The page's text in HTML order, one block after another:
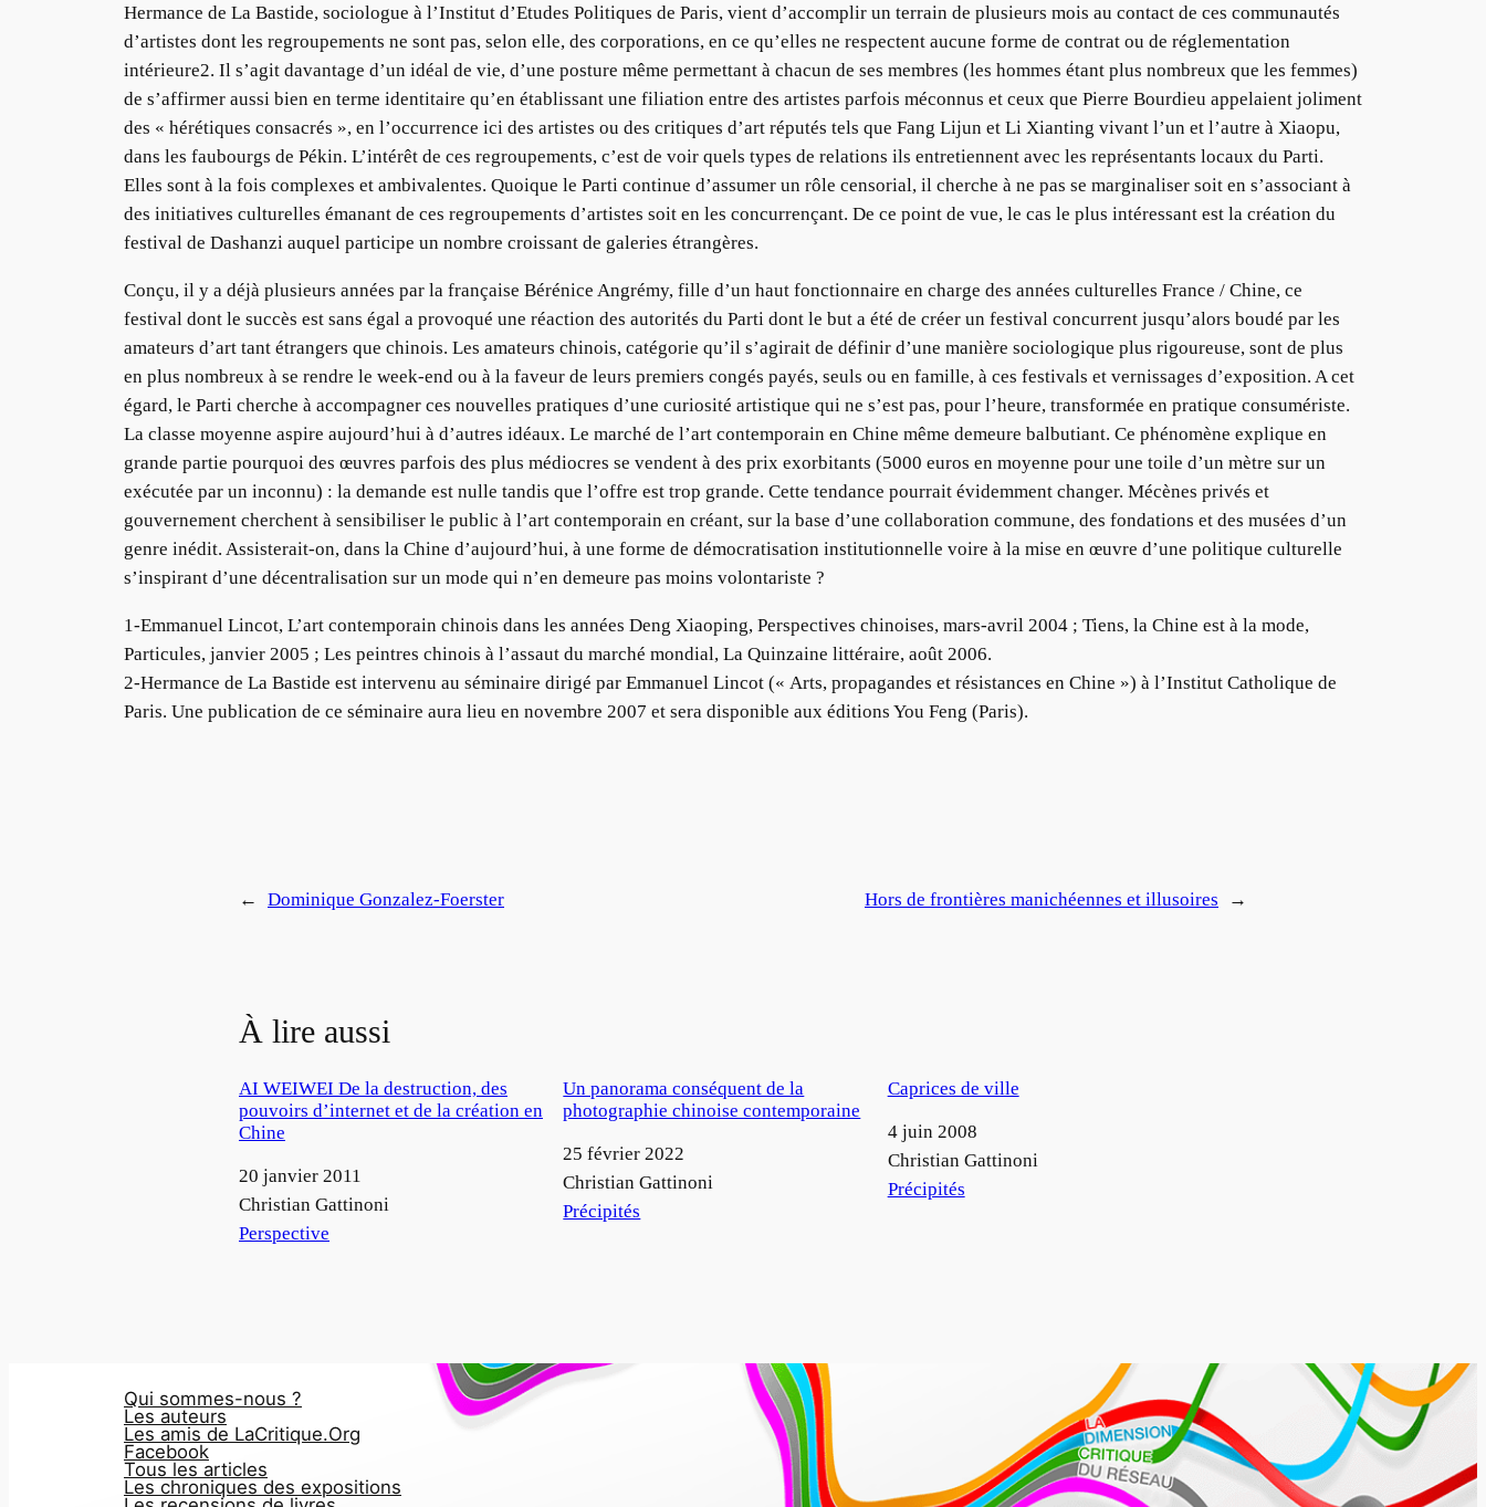
Hermance de La Bastide, sociologue à l’Institut d’Etudes Politiques de Paris, vient d’accomplir un terrain de plusieurs mois au contact de ces communautés
d’artistes dont les regroupements ne sont pas, selon elle, des corporations, en ce qu’elles ne respectent aucune forme de contrat ou de réglementation
intérieure2. Il s’agit davantage d’un idéal de vie, d’une posture même permettant à chacun de ses membres (les hommes étant plus nombreux que les femmes)
de s’affirmer aussi bien en terme identitaire qu’en établissant une filiation entre des artistes parfois méconnus et ceux que Pierre Bourdieu appelaient joliment
des « hérétiques consacrés », en l’occurrence ici des artistes ou des critiques d’art réputés tels que Fang Lijun et Li Xianting vivant l’un et l’autre à Xiaopu,
dans les faubourgs de Pékin. L’intérêt de ces regroupements, c’est de voir quels types de relations ils entretiennent avec les représentants locaux du Parti.
Elles sont à la fois complexes et ambivalentes. Quoique le Parti continue d’assumer un rôle censorial, il cherche à ne pas se marginaliser soit en s’associant à
des initiatives culturelles émanant de ces regroupements d’artistes soit en les concurrençant. De ce point de vue, le cas le plus intéressant est la création du
festival de Dashanzi auquel participe un nombre croissant de galeries étrangères.
Conçu, il y a déjà plusieurs années par la française Bérénice Angrémy, fille d’un haut fonctionnaire en charge des années culturelles France / Chine, ce
festival dont le succès est sans égal a provoqué une réaction des autorités du Parti dont le but a été de créer un festival concurrent jusqu’alors boudé par les
amateurs d’art tant étrangers que chinois. Les amateurs chinois, catégorie qu’il s’agirait de définir d’une manière sociologique plus rigoureuse, sont de plus
en plus nombreux à se rendre le week-end ou à la faveur de leurs premiers congés payés, seuls ou en famille, à ces festivals et vernissages d’exposition. A cet
égard, le Parti cherche à accompagner ces nouvelles pratiques d’une curiosité artistique qui ne s’est pas, pour l’heure, transformée en pratique consumériste.
La classe moyenne aspire aujourd’hui à d’autres idéaux. Le marché de l’art contemporain en Chine même demeure balbutiant. Ce phénomène explique en
grande partie pourquoi des œuvres parfois des plus médiocres se vendent à des prix exorbitants (5000 euros en moyenne pour une toile d’un mètre sur un
exécutée par un inconnu) : la demande est nulle tandis que l’offre est trop grande. Cette tendance pourrait évidemment changer. Mécènes privés et
gouvernement cherchent à sensibiliser le public à l’art contemporain en créant, sur la base d’une collaboration commune, des fondations et des musées d’un
genre inédit. Assisterait-on, dans la Chine d’aujourd’hui, à une forme de démocratisation institutionnelle voire à la mise en œuvre d’une politique culturelle
s’inspirant d’une décentralisation sur un mode qui n’en demeure pas moins volontariste ?
1-Emmanuel Lincot, L’art contemporain chinois dans les années Deng Xiaoping, Perspectives chinoises, mars-avril 2004 ; Tiens, la Chine est à la mode,
Particules, janvier 2005 ; Les peintres chinois à l’assaut du marché mondial, La Quinzaine littéraire, août 2006.
2-Hermance de La Bastide est intervenu au séminaire dirigé par Emmanuel Lincot (« Arts, propagandes et résistances en Chine ») à l’Institut Catholique de
Paris. Une publication de ce séminaire aura lieu en novembre 2007 et sera disponible aux éditions You Feng (Paris).
← Dominique Gonzalez-Foerster Hors de frontières manichéennes et illusoires →
À lire aussi
AI WEIWEI De la destruction, des
pouvoirs d’internet et de la création en
Chine
Date
20 janvier 2011
Auteur
Christian Gattinoni
Par rapport à
Perspective
Un panorama conséquent de la
photographie chinoise contemporaine
Date
25 février 2022
Auteur
Christian Gattinoni
Par rapport à
Précipités
Caprices de ville
Date
4 juin 2008
Auteur
Christian Gattinoni
Par rapport à
Précipités
Qui sommes-nous ?
Les auteurs
Les amis de LaCritique.Org
Facebook
Tous les articles
Les chroniques des expositions